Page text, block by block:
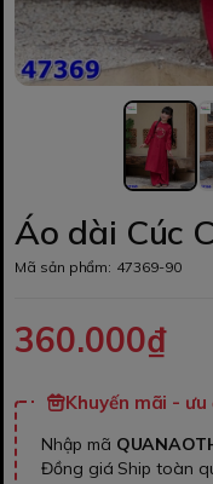
Áo dài Cúc
Mã sản phẩm: 47369-90
360.000₫
Khuyến mãi - ưu
Nhập mã
Đồng giá Ship toàn